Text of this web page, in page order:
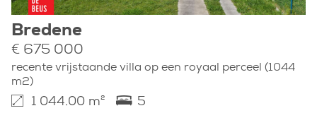
Bredene
€ 675 000
recente vrijstaande villa op een royaal perceel (1044
m2)
1 044.00 m² 5